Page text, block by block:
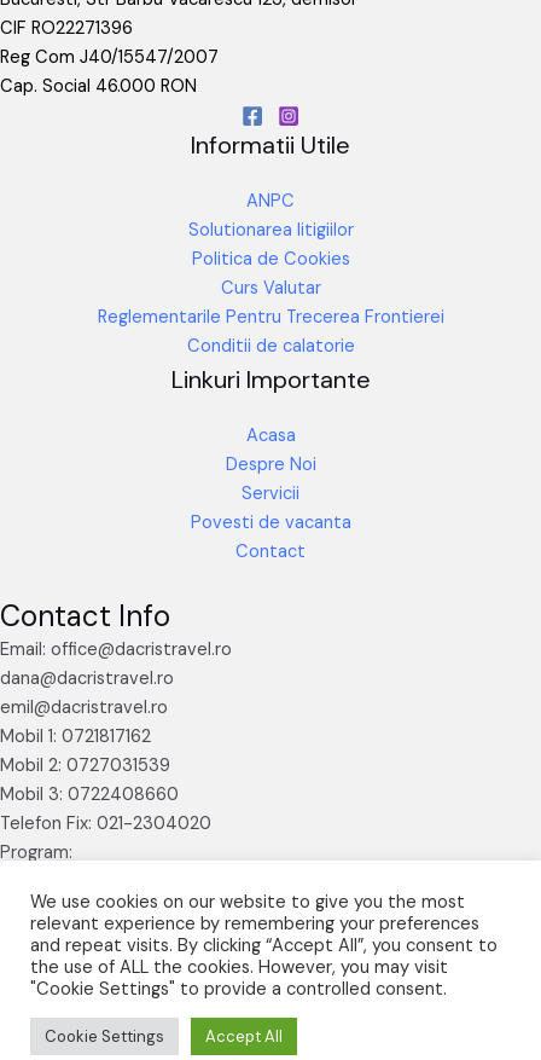
CIF RO22271396
Reg Com J40/15547/2007
Cap. Social 46.000 RON
Informatii Utile
ANPC
Solutionarea litigiilor
Politica de Cookies
Curs Valutar
Reglementarile Pentru Trecerea Frontierei
Conditii de calatorie
Linkuri Importante
Acasa
Despre Noi
Servicii
Povesti de vacanta
Contact
Contact Info
Email: office@dacristravel.ro
dana@dacristravel.ro
emil@dacristravel.ro
Mobil 1: 0721817162
Mobil 2: 0727031539
Mobil 3: 0722408660
Telefon Fix: 021-2304020
Program:
© 2026 Dacris Travel powered by
We use cookies on our website to give you the most
relevant experience by remembering your preferences
and repeat visits. By clicking “Accept All”, you consent to
the use of ALL the cookies. However, you may visit
"Cookie Settings" to provide a controlled consent.
Cookie Settings Accept All